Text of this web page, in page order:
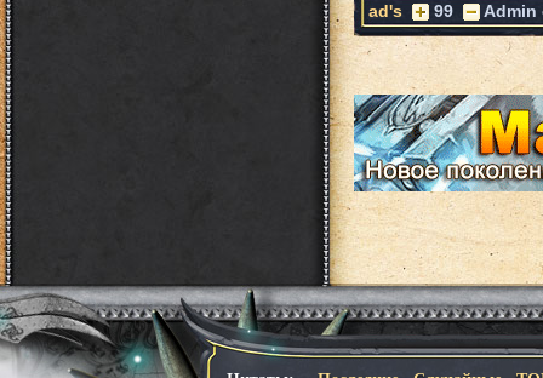
ad's 99 Admin